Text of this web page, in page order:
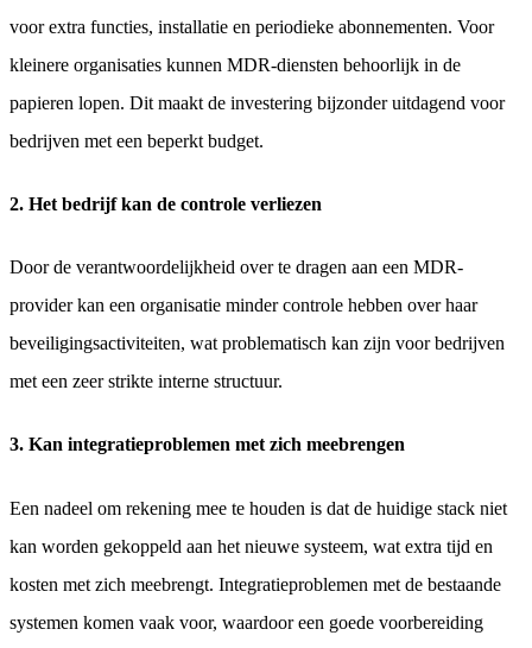
voor extra functies, installatie en periodieke abonnementen. Voor
kleinere organisaties kunnen MDR-diensten behoorlijk in de
papieren lopen. Dit maakt de investering bijzonder uitdagend voor
bedrijven met een beperkt budget.
2. Het bedrijf kan de controle verliezen
Door de verantwoordelijkheid over te dragen aan een MDR-
provider kan een organisatie minder controle hebben over haar
beveiligingsactiviteiten, wat problematisch kan zijn voor bedrijven
met een zeer strikte interne structuur.
3. Kan integratieproblemen met zich meebrengen
Een nadeel om rekening mee te houden is dat de huidige stack niet
kan worden gekoppeld aan het nieuwe systeem, wat extra tijd en
kosten met zich meebrengt. Integratieproblemen met de bestaande
systemen komen vaak voor, waardoor een goede voorbereiding